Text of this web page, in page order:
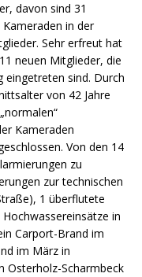
davon sind 31
in der
Sehr erfreut hat
neuen Mitglieder, die
eingetreten sind. Durch
von 42 Jahre
Kameraden
Von den 14
zu
zur technischen
1 überflutete
in
Carport-Brand im
im März in
Osterholz-Scharmbeck